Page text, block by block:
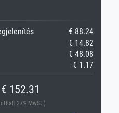
€ 88.24
€ 14.82
€ 48.08
€ 1.17
€ 152.31
27% MwSt.)